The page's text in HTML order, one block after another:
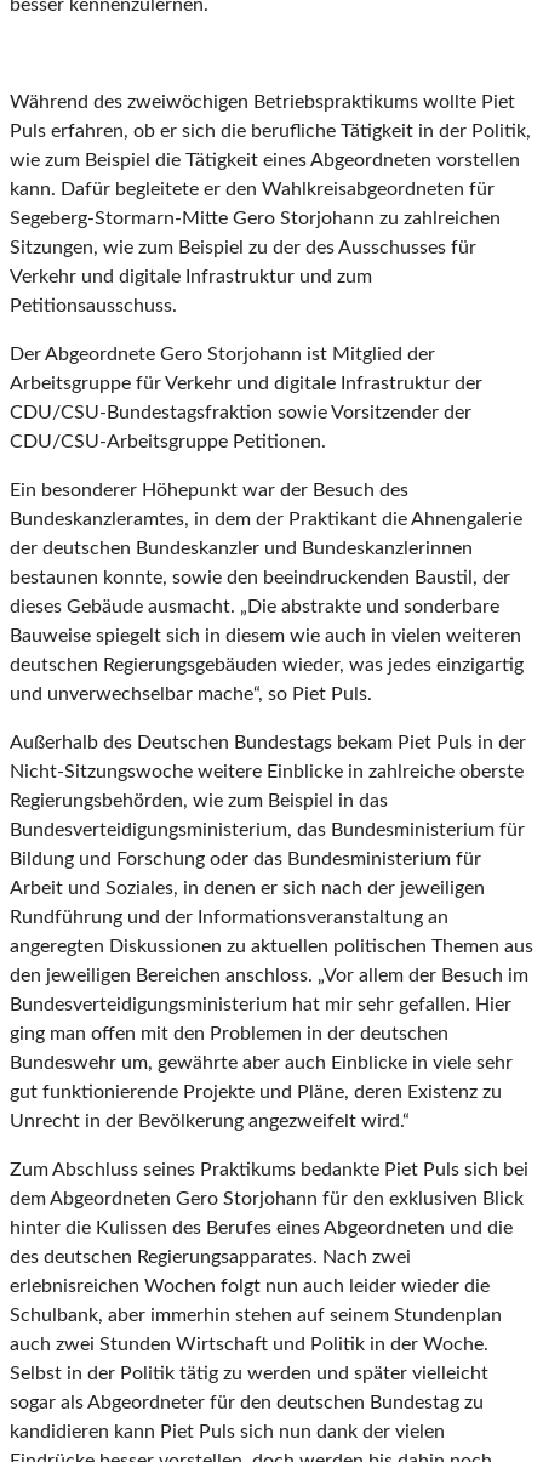
besser kennenzulernen.
Während des zweiwöchigen Betriebspraktikums wollte Piet
Puls erfahren, ob er sich die berufliche Tätigkeit in der Politik,
wie zum Beispiel die Tätigkeit eines Abgeordneten vorstellen
kann. Dafür begleitete er den Wahlkreisabgeordneten für
Segeberg-Stormarn-Mitte Gero Storjohann zu zahlreichen
Sitzungen, wie zum Beispiel zu der des Ausschusses für
Verkehr und digitale Infrastruktur und zum
Petitionsausschuss.
Der Abgeordnete Gero Storjohann ist Mitglied der
Arbeitsgruppe für Verkehr und digitale Infrastruktur der
CDU/CSU-Bundestagsfraktion sowie Vorsitzender der
CDU/CSU-Arbeitsgruppe Petitionen.
Ein besonderer Höhepunkt war der Besuch des
Bundeskanzleramtes, in dem der Praktikant die Ahnengalerie
der deutschen Bundeskanzler und Bundeskanzlerinnen
bestaunen konnte, sowie den beeindruckenden Baustil, der
dieses Gebäude ausmacht. „Die abstrakte und sonderbare
Bauweise spiegelt sich in diesem wie auch in vielen weiteren
deutschen Regierungsgebäuden wieder, was jedes einzigartig
und unverwechselbar mache“, so Piet Puls.
Außerhalb des Deutschen Bundestags bekam Piet Puls in der
Nicht-Sitzungswoche weitere Einblicke in zahlreiche oberste
Regierungsbehörden, wie zum Beispiel in das
Bundesverteidigungsministerium, das Bundesministerium für
Bildung und Forschung oder das Bundesministerium für
Arbeit und Soziales, in denen er sich nach der jeweiligen
Rundführung und der Informationsveranstaltung an
angeregten Diskussionen zu aktuellen politischen Themen aus
den jeweiligen Bereichen anschloss. „Vor allem der Besuch im
Bundesverteidigungsministerium hat mir sehr gefallen. Hier
ging man offen mit den Problemen in der deutschen
Bundeswehr um, gewährte aber auch Einblicke in viele sehr
gut funktionierende Projekte und Pläne, deren Existenz zu
Unrecht in der Bevölkerung angezweifelt wird.“
Zum Abschluss seines Praktikums bedankte Piet Puls sich bei
dem Abgeordneten Gero Storjohann für den exklusiven Blick
hinter die Kulissen des Berufes eines Abgeordneten und die
des deutschen Regierungsapparates. Nach zwei
erlebnisreichen Wochen folgt nun auch leider wieder die
Schulbank, aber immerhin stehen auf seinem Stundenplan
auch zwei Stunden Wirtschaft und Politik in der Woche.
Selbst in der Politik tätig zu werden und später vielleicht
sogar als Abgeordneter für den deutschen Bundestag zu
kandidieren kann Piet Puls sich nun dank der vielen